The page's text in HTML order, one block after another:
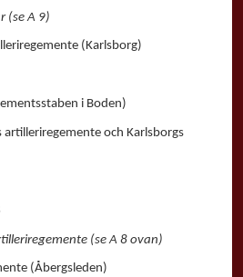
A 9)
(Karlsborg)
i Boden)
och Karlsborgs
(se A 8 ovan)
(Åbergsleden)